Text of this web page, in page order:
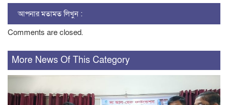
আপনার মতামত লিখুন :
Comments are closed.
More News Of This Category